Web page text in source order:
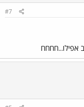
#7
אפילו...חחחח